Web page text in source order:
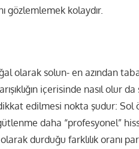
gözlemlemek kolaydır.
olarak solun- en azından
içerisinde nasıl olur
edilmesi nokta şudur: Sol
daha “profesyonel”
durduğu farklılık oranı